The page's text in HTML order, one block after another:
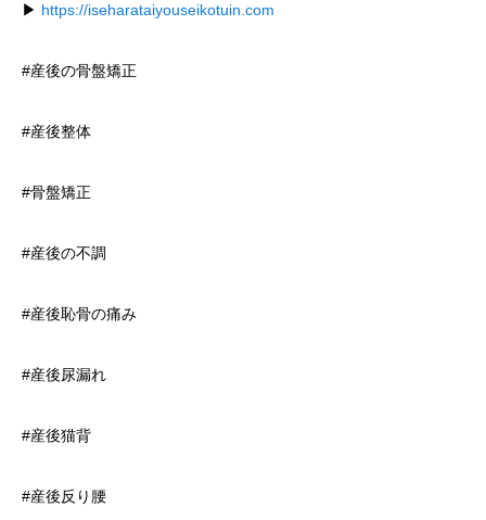
▶ https://iseharataiyouseikotuin.com
#産後の骨盤矯正
#産後整体
#骨盤矯正
#産後の不調
#産後恥骨の痛み
#産後尿漏れ
#産後猫背
#産後反り腰